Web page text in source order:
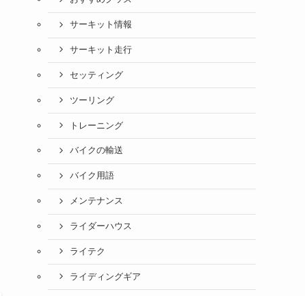
サーキット情報
サーキット走行
セッティング
ツーリング
トレーニング
バイクの輸送
バイク用語
メンテナンス
ライダーハウス
ライテク
ライディングギア